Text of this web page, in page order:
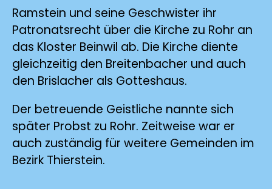
Ramstein und seine Geschwister ihr
Patronatsrecht über die Kirche zu Rohr an
das Kloster Beinwil ab. Die Kirche diente
gleichzeitig den Breitenbacher und auch
den Brislacher als Gotteshaus.
Der betreuende Geistliche nannte sich
später Probst zu Rohr. Zeitweise war er
auch zuständig für weitere Gemeinden im
Bezirk Thierstein.